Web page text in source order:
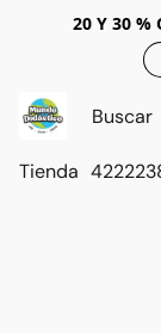
20 Y 30 %
Tienda